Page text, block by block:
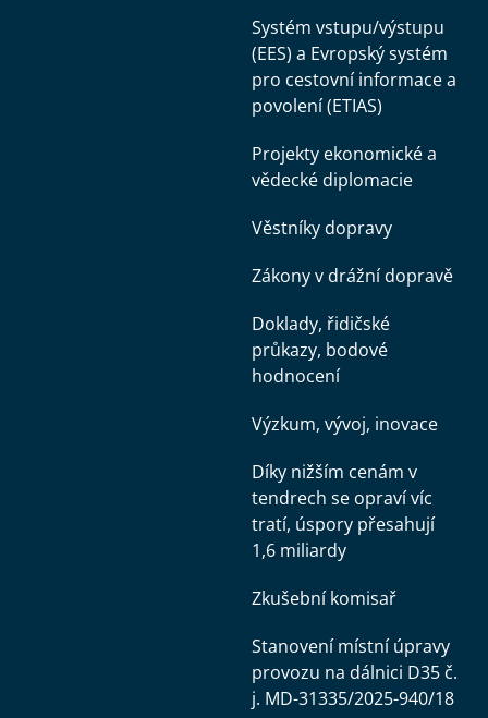
Systém vstupu/výstupu
(EES) a Evropský systém
pro cestovní informace a
povolení (ETIAS)
Projekty ekonomické a
vědecké diplomacie
Věstníky dopravy
Zákony v drážní dopravě
Doklady, řidičské
průkazy, bodové
hodnocení
Výzkum, vývoj, inovace
Díky nižším cenám v
tendrech se opraví víc
tratí, úspory přesahují
1,6 miliardy
Zkušební komisař
Stanovení místní úpravy
provozu na dálnici D35 č.
j. MD-31335/2025-940/18